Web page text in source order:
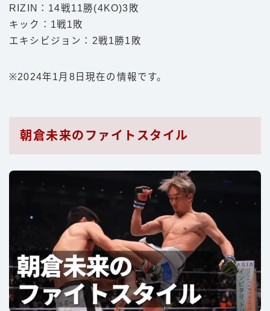
RIZIN：14戦11勝(4KO)3敗
キック：1戦1敗
エキシビジョン：2戦1勝1敗
※2024年1月8日現在の情報です。
朝倉未来のファイトスタイル